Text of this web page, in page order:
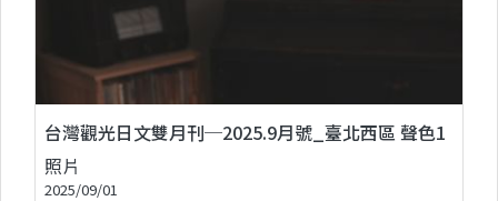
台灣觀光日文雙月刊─2025.9月號_臺北西區 聲色1
照片
2025/09/01